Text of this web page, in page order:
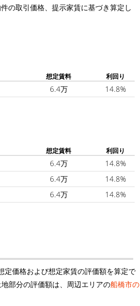
の取引価格、提示家賃に基づき算定し
想定賃料 利回り
6.4万 14.8%
想定賃料 利回り
6.4万
14.8%
6.4万
14.8%
6.4万 14.8%
定価格および想定家賃の評価額を算定で
部分の評価額は、周辺エリアの船橋市の